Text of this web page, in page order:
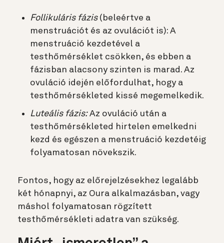
Follikuláris fázis(beleértve a
menstruációt és az ovulációt is): A
menstruáció kezdetével a
testhőmérséklet csökken, és ebben a
fázisban alacsony szinten is marad. Az
ovuláció idején előfordulhat, hogy a
testhőmérsékleted kissé megemelkedik.
Luteális fázis:Az ovuláció után a
testhőmérsékleted hirtelen emelkedni
kezd és egészen a menstruáció kezdetéig
folyamatosan növekszik.
Fontos, hogy az előrejelzésekhez legalább
két hónapnyi, az Oura alkalmazásban, vagy
máshol folyamatosan rögzített
testhőmérsékleti adatra van szükség.